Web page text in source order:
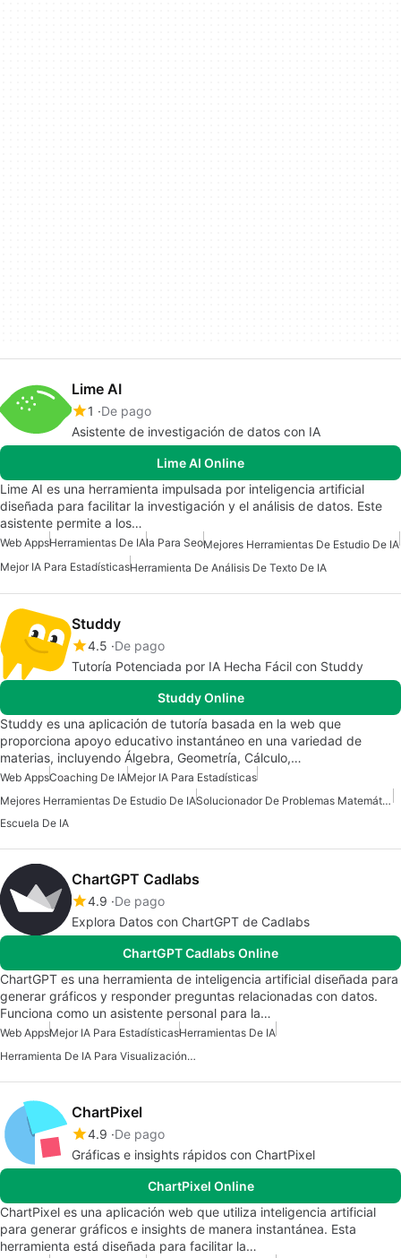
Lime AI
1
De pago
Asistente de investigación de datos con IA
Lime AI Online
Lime AI es una herramienta impulsada por inteligencia artificial
diseñada para facilitar la investigación y el análisis de datos. Este
asistente permite a los…
Web AppsHerramientas De IAIa Para SeoMejores Herramientas De Estudio De IA
Mejor IA Para EstadísticasHerramienta De Análisis De Texto De IA
Studdy
4.5 De pago
Tutoría Potenciada por IA Hecha Fácil con Studdy
Studdy Online
Studdy es una aplicación de tutoría basada en la web que
proporciona apoyo educativo instantáneo en una variedad de
materias, incluyendo Álgebra, Geometría, Cálculo,…
Web AppsCoaching De IAMejor IA Para Estadísticas
Mejores Herramientas De Estudio De IA
Solucionador De Problemas Matemáticos De IA
Escuela De IA
ChartGPT Cadlabs
4.9 De pago
Explora Datos con ChartGPT de Cadlabs
ChartGPT Cadlabs Online
ChartGPT es una herramienta de inteligencia artificial diseñada para
generar gráficos y responder preguntas relacionadas con datos.
Funciona como un asistente personal para la…
Web AppsMejor IA Para EstadísticasHerramientas De IA
Herramienta De IA Para Visualización De Datos
ChartPixel
4.9 De pago
Gráficas e insights rápidos con ChartPixel
ChartPixel Online
ChartPixel es una aplicación web que utiliza inteligencia artificial
para generar gráficos e insights de manera instantánea. Esta
herramienta está diseñada para facilitar la…